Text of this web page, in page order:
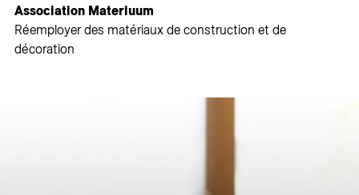
Association Materiuum
Réemployer des matériaux de construction et de
décoration